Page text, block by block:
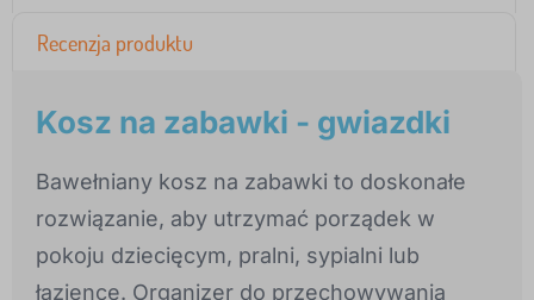
Recenzja produktu
Kosz na zabawki - gwiazdki
Bawełniany kosz na zabawki to doskonałe
rozwiązanie, aby utrzymać porządek w
pokoju dziecięcym, pralni, sypialni lub
łazience. Organizer do przechowywania